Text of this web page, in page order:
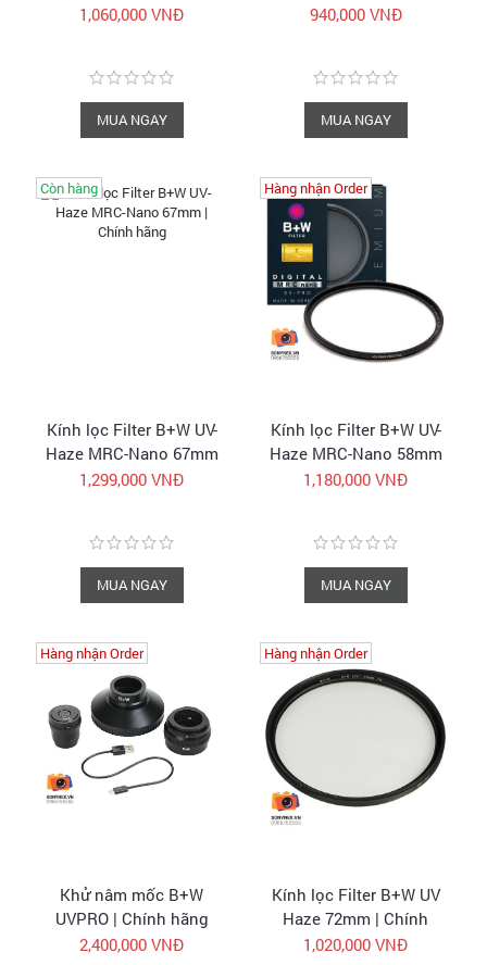
| Chính hãng
1,060,000 VNĐ
MUA NGAY
| Chính hãng
940,000 VNĐ
MUA NGAY
Kính lọc Filter B+W UV-
Haze MRC-Nano 67mm
| Chính hãng
1,299,000 VNĐ
Còn hàng
Còn hàng
MUA NGAY
Kính lọc Filter B+W UV-
Haze MRC-Nano 58mm
| Chính hãng
1,180,000 VNĐ
Hàng nhận Order
Hàng nhận Order
MUA NGAY
Khử nâm mốc B+W
UVPRO | Chính hãng
2,400,000 VNĐ
Hàng nhận Order
Hàng nhận Order
Kính lọc Filter B+W UV
Haze 72mm | Chính
hãng
1,020,000 VNĐ
Hàng nhận Order
Hàng nhận Order